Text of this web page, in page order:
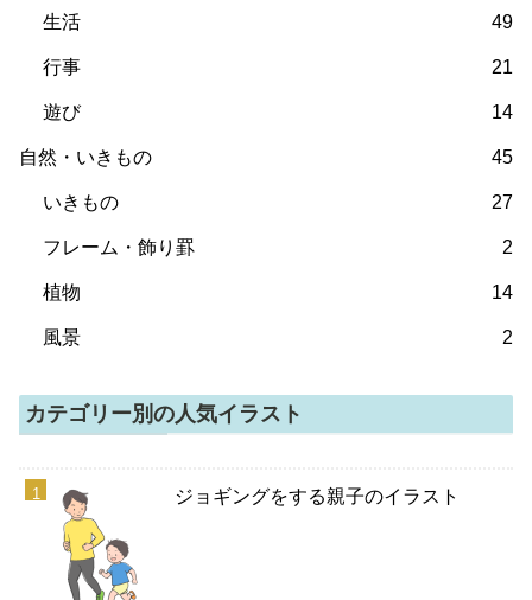
生活 49
行事 21
遊び 14
自然・いきもの 45
いきもの 27
フレーム・飾り罫 2
植物 14
風景 2
カテゴリー別の人気イラスト
ジョギングをする親子のイラスト